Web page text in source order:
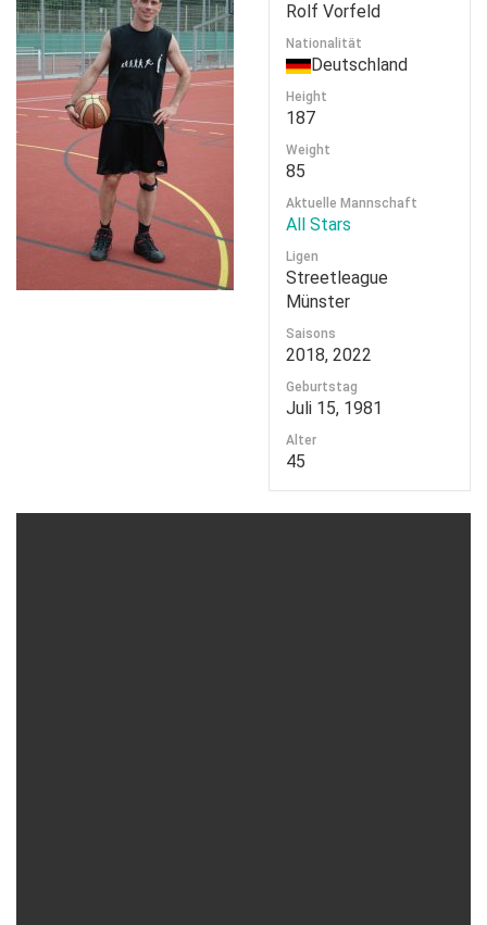
Rolf Vorfeld
Nationalität
Deutschland
Height
187
Weight
85
Aktuelle Mannschaft
All Stars
Ligen
Streetleague
Münster
Saisons
2018, 2022
Geburtstag
Juli 15, 1981
Alter
45